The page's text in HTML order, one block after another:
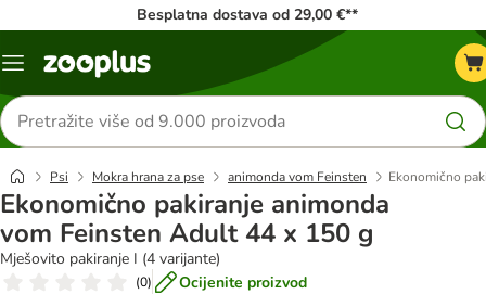
Besplatna dostava od 29,00 €**
Izbornik
Traži
proizvode
Psi Mokra hrana za pse animonda vom Feinsten Ekonomično
Ekonomično pakiranje animonda
vom Feinsten Adult 44 x 150 g
Mješovito pakiranje I (4 varijante)
(0) Ocijenite proizvod